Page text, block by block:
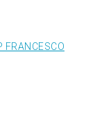
FRANCESCO